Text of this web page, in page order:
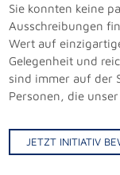
Sie konnten keine
Ausschreibungen
Wert auf
Gelegenheit und
sind immer auf der
Personen, die
JETZT INITIATIV